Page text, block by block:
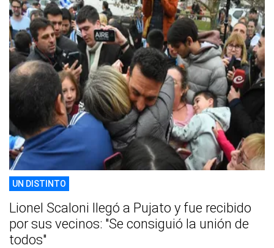
UN DISTINTO
Lionel Scaloni llegó a Pujato y fue recibido
por sus vecinos: "Se consiguió la unión de
todos"